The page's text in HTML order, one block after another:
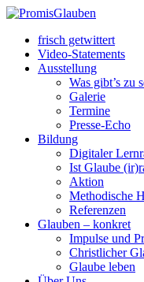
frisch getwittert
Video-Statements
Ausstellung
Was gibt’s zu
Galerie
Termine
Presse-Echo
Bildung
Digitaler
Ist Glaube
Aktion
Methodische
Referenzen
Glauben – konkret
Impulse und
Christlicher
Glaube leben